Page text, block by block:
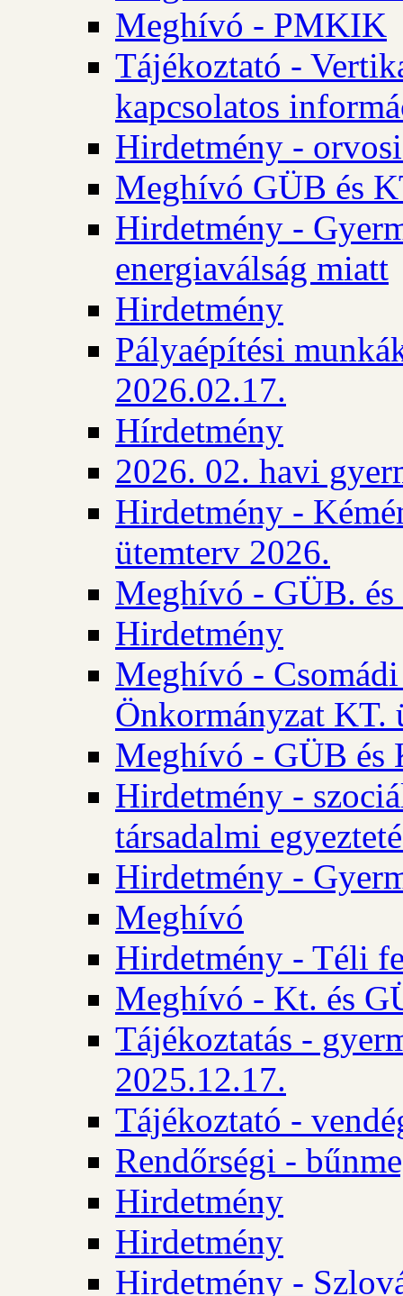
Meghívó - PMKIK
Tájékoztató -
kapcsolatos
Hirdetmény -
Meghívó GÜB és
Hirdetmény -
energiaválság miatt
Hirdetmény
Pályaépítési
2026.02.17.
Hírdetmény
2026. 02. havi
Hirdetmény -
ütemterv 2026.
Meghívó - GÜB.
Hirdetmény
Meghívó -
Önkormányzat KT.
Meghívó - GÜB és
Hirdetmény -
társadalmi
Hirdetmény -
Meghívó
Hirdetmény - Téli
Meghívó - Kt. és
Tájékoztatás -
2025.12.17.
Tájékoztató -
Rendőrségi -
Hirdetmény
Hirdetmény
Hirdetmény -